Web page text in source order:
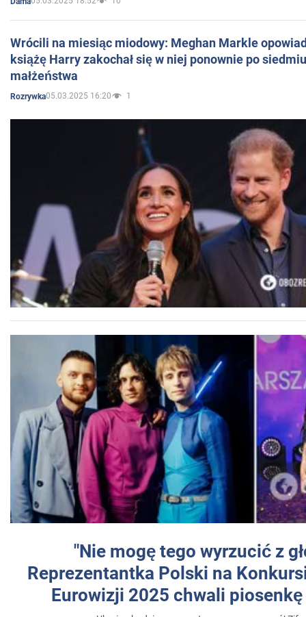
Wrócili na miesiąc miodowy: Meghan Markle
książę Harry zakochał się w niej ponownie po
małżeństwa
Rozrywka05.03.2025 16:20 1
"Nie mogę tego wyrzucić z
Reprezentantka Polski na
Eurowizji 2025 chwali